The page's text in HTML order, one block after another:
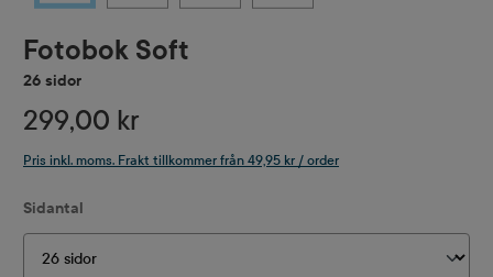
Fotobok Soft
26 sidor
299,00 kr
Pris inkl. moms. Frakt tillkommer från 49,95 kr / order
Välj
Sidantal